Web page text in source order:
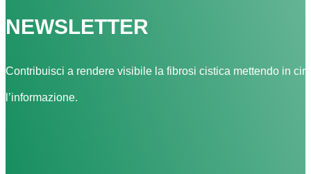
NEWSLETTER
Contribuisci a rendere visibile la fibrosi cistica mettendo in
l’informazione.